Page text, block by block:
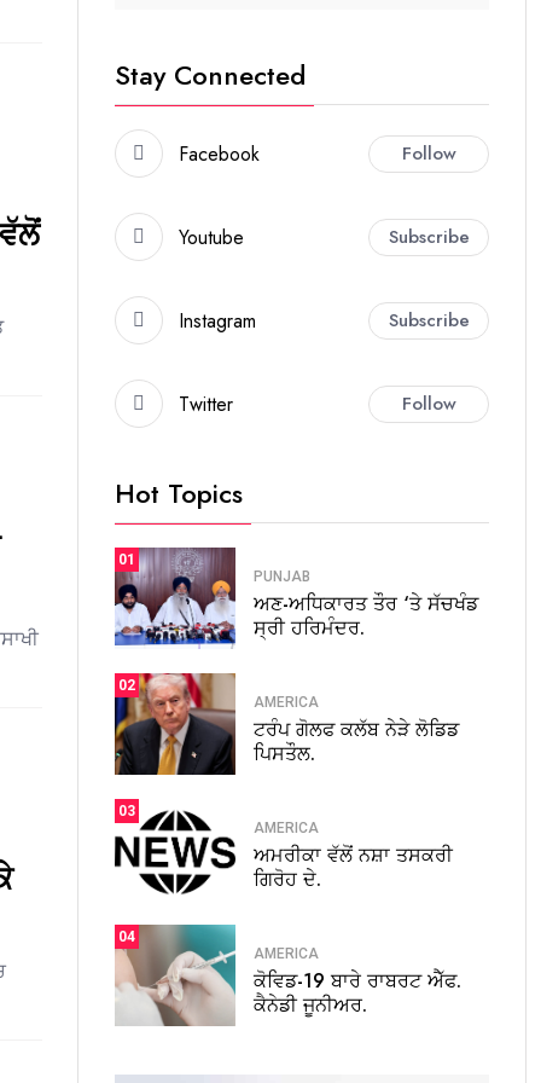
Stay Connected
Facebook Follow
Youtube Subscribe
Instagram Subscribe
Twitter Follow
Hot Topics
01
PUNJAB
ਅਣ-ਅਧਿਕਾਰਤ ਤੌਰ ‘ਤੇ ਸੱਚਖੰਡ
ਸ੍ਰੀ ਹਰਿਮੰਦਰ.
02
AMERICA
ਟਰੰਪ ਗੋਲਫ ਕਲੱਬ ਨੇੜੇ ਲੋਡਿਡ
ਪਿਸਤੌਲ.
03
AMERICA
ਅਮਰੀਕਾ ਵੱਲੋਂ ਨਸ਼ਾ ਤਸਕਰੀ
ਗਿਰੋਹ ਦੇ.
04
AMERICA
ਕੋਵਿਡ-19 ਬਾਰੇ ਰਾਬਰਟ ਐੱਫ.
ਕੈਨੇਡੀ ਜੂਨੀਅਰ.